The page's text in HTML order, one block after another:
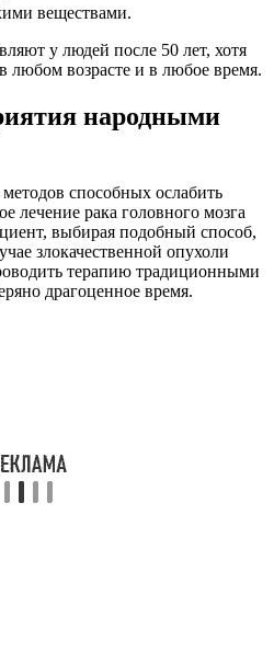
веществами.
у людей после 50 лет, хотя
любом возрасте и в любое время.
народными
способных ослабить
лечение рака головного мозга
выбирая подобный способ,
злокачественной опухоли
терапию традиционными
драгоценное время.